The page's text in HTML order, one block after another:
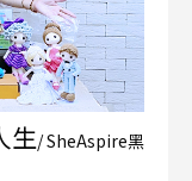
生/ SheAspire黑